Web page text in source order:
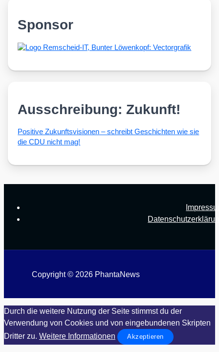
Sponsor
Ausschreibung: Zukunft!
Posi­ti­ve Zukunfts­vi­sio­nen – schreibt Geschich­ten wie sie
die CDU nicht mag!
Copyright © 2026 PhantaNews
Durch die weitere Nutzung der Seite stimmst du der
Verwendung von Cookies und von eingebundenen Skripten
Dritter zu. Weitere Informationen Akzeptieren